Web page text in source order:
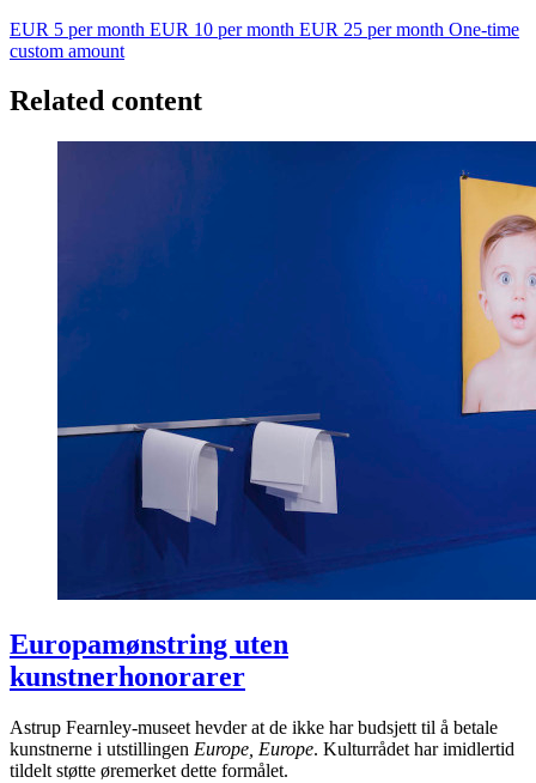
EUR 5 per month EUR 10 per month EUR 25 per month One-time
custom amount
Related content
Europamønstring uten
kunstnerhonorarer
Astrup Fearnley-museet hevder at de ikke har budsjett til å betale
kunstnerne i utstillingen Europe, Europe. Kulturrådet har imidlertid
tildelt støtte øremerket dette formålet.